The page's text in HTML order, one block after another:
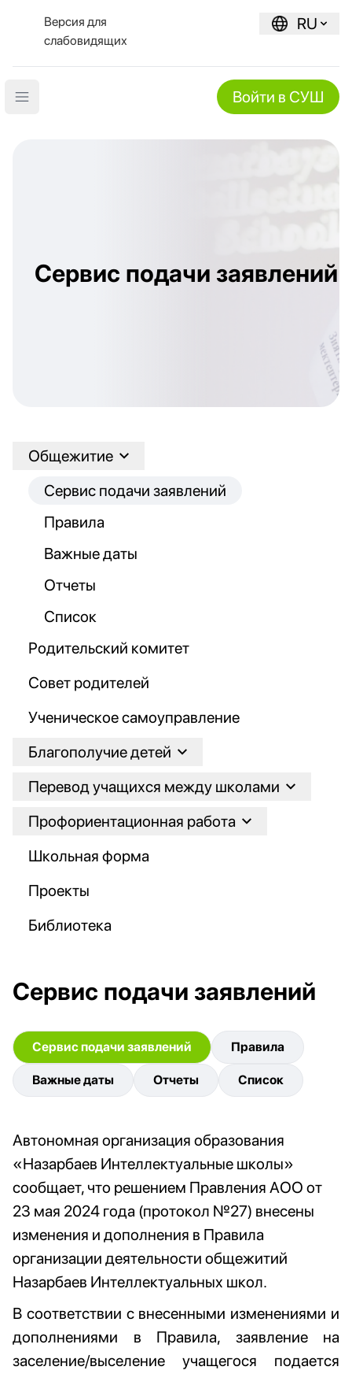
Версия для
слабовидящих
RU
Open main menu Войти в СУШ
Сервис подачи заявлений
Общежитие
Сервис подачи заявлений
Правила
Важные даты
Отчеты
Список
Родительский комитет
Совет родителей
Ученическое самоуправление
Благополучие детей
Перевод учащихся между школами
Профориентационная работа
Школьная форма
Проекты
Библиотека
Сервис подачи заявлений
Сервис подачи заявлений Правила
Важные даты Отчеты Список
Автономная организация образования
«Назарбаев Интеллектуальные школы»
сообщает, что решением Правления АОО от
23 мая 2024 года (протокол №27) внесены
изменения и дополнения в Правила
организации деятельности общежитий
Назарбаев Интеллектуальных школ.
В соответствии с внесенными изменениями и
дополнениями в Правила, заявление на
заселение/выселение учащегося подается